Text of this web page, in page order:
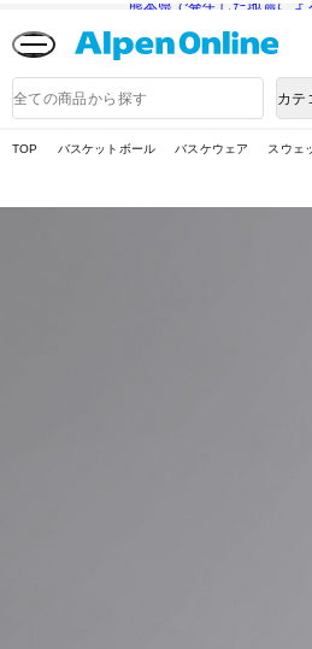
熊本県で発生した地震によ
品
検
カテ
TOP バスケットボール バスケウェア スウェ